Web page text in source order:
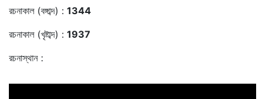
রচনাকাল (বঙ্গাব্দ) : 1344
রচনাকাল (খৃষ্টাব্দ) : 1937
রচনাস্থান :